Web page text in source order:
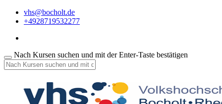
vhs@bocholt.de
+4928719532277
Nach Kursen suchen und mit der Enter-Taste bestätigen